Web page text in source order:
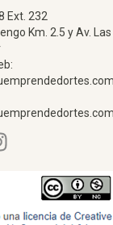
Ext. 232
Km. 2.5 y Av.